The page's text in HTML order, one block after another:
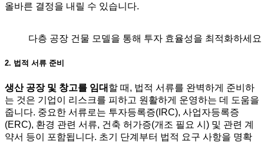
올바른 결정을 내릴 수 있습니다.
다층 공장 건물 모델을 통해 투자 효율성을 최적화하세요
2. 법적 서류 준비
생산 공장 및 창고를 임대 할 때, 법적 서류를 완벽하게 준비하
는 것은 기업이 리스크를 피하고 원활하게 운영하는 데 도움을
줍니다. 중요한 서류로는 투자등록증(IRC), 사업자등록증
(ERC), 환경 관련 서류, 건축 허가증(개조 필요 시) 및 관련 계
약서 등이 포함됩니다. 초기 단계부터 법적 요구 사항을 명확